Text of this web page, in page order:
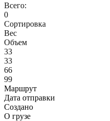
Всего:
0
Сортировка
Вес
Объем
33
33
66
99
Маршрут
Дата отправки
Создано
О грузе